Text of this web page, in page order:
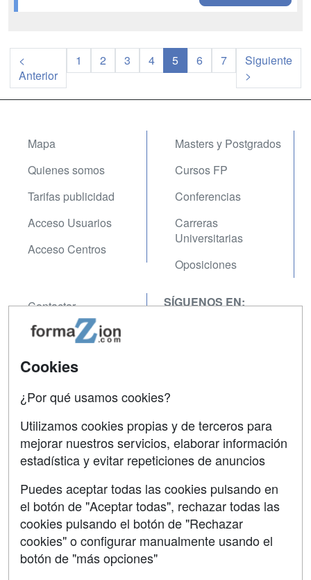
<
Anterior
1 2 3 4 5 6 7
Siguiente
>
Mapa
Quienes somos
Tarifas publicidad
Acceso Usuarios
Acceso Centros
Masters y Postgrados
Cursos FP
Conferencias
Carreras
Universitarias
Oposiciones
Contactar
Confidencialidad
Aviso legal
SÍGUENOS EN:
Grupo formazion:
Cookies
¿Por qué usamos cookies?
Utilizamos cookies propias y de terceros para
mejorar nuestros servicios, elaborar información
estadística y evitar repeticiones de anuncios
Puedes aceptar todas las cookies pulsando en
el botón de "Aceptar todas", rechazar todas las
cookies pulsando el botón de "Rechazar
cookies" o configurar manualmente usando el
botón de "más opciones"